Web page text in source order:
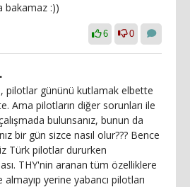
bakamaz :))
6 0
pilotlar gününü kutlamak elbette
Ama pilotların diğer sorunları ile
bulunsanız, bunun da
bir gün sizce nasıl olur??? Bence
Türk pilotlar dururken
THY'nin aranan tüm özelliklere
almayıp yerine yabancı pilotları